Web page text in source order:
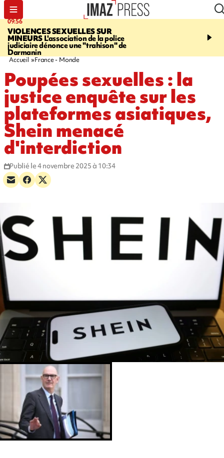
09:56
VIOLENCES SEXUELLES SUR
MINEURS L'association de la police
judiciaire dénonce une "trahison" de
Darmanin
12:19
grièvement blessé à
Accueil France - Monde
Poupées sexuelles : la
justice enquête sur les
plateformes asiatiques,
Shein menacé
d'interdiction
Publié le 4 novembre 2025 à 10:34